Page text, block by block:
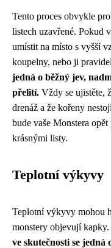
Tento proces obvykle
listech uzavřené. Pokud
umístit na místo s vyšší
koupelny, nebo ji
jedná o běžný jev,
přelití. Vždy se ujistěte,
drenáž a že kořeny
bude vaše Monstera
krásnými listy.
Teplotní výkyvy
Teplotní výkyvy mohou
monstery objevují kapky.
ve skutečnosti se jedná